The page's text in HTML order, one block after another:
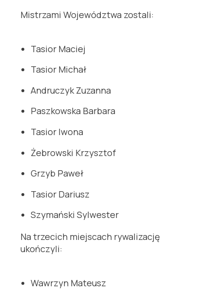
Mistrzami Województwa zostali:
Tasior Maciej
Tasior Michał
Andruczyk Zuzanna
Paszkowska Barbara
Tasior Iwona
Żebrowski Krzysztof
Grzyb Paweł
Tasior Dariusz
Szymański Sylwester
Na trzecich miejscach rywalizację
ukończyli:
Wawrzyn Mateusz